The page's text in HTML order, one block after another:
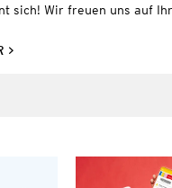
sich! Wir freuen uns auf